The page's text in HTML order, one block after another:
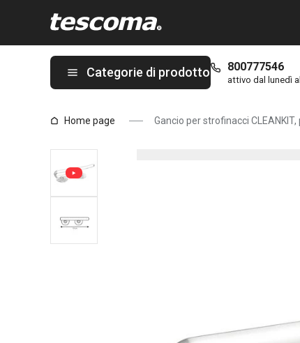
Categorie di prodotto 800777546
attivo dal lunedì
Home page Gancio per strofinacci CLEANKIT,